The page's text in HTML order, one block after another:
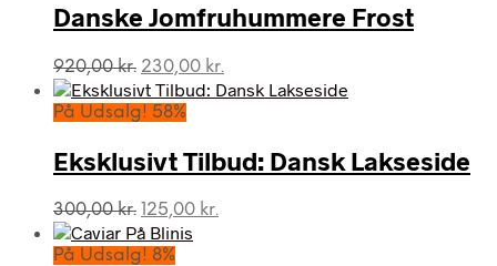
Danske Jomfruhummere Frost
920,00kr. Den
oprindelige
pris
920,00 kr..
230,00 kr.
aktuelle
230,00 kr..
På Udsalg! 58%
Eksklusivt Tilbud: Dansk Lakseside
300,00kr. Den
oprindelige
pris
125,00 kr.
På Udsalg! 8%